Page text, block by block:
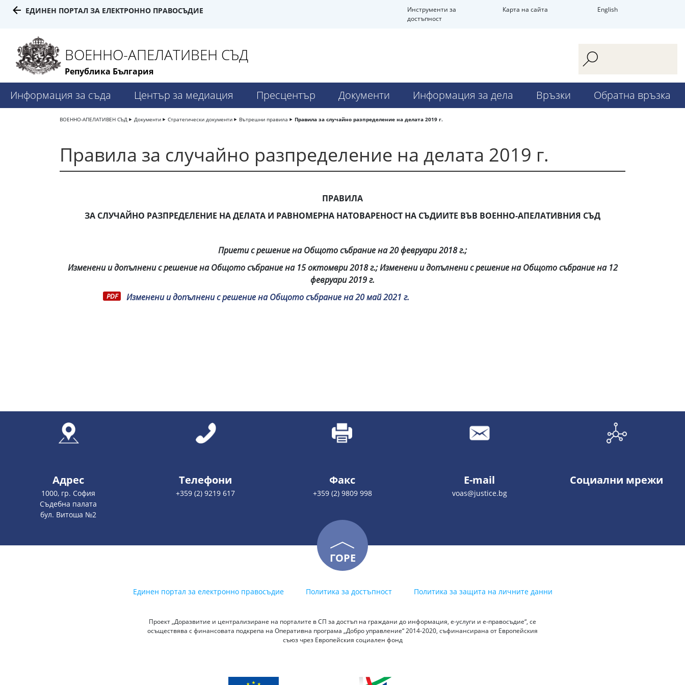
ЕДИНЕН ПОРТАЛ ЗА ЕЛЕКТРОННО ПРАВОСЪДИЕ
Инструменти за
достъпност
Карта на сайта English
ВОЕННО-АПЕЛАТИВЕН СЪД
Република България
Информация за съда Център за медиация Пресцентър Документи Информация за дела Връзки Обратна връзка
ВОЕННО-АПЕЛАТИВЕН СЪД Документи Стратегически документи Вътрешни правила Правила за случайно разпределение на делата 2019 г.
Правила за случайно разпределение на делата 2019 г.
ПРАВИЛА
ЗА СЛУЧАЙНО РАЗПРЕДЕЛЕНИЕ НА ДЕЛАТА И РАВНОМЕРНА НАТОВАРЕНОСТ НА СЪДИИТЕ ВЪВ ВОЕННО-АПЕЛАТИВНИЯ СЪД
Приети с решение на Общото събрание на 20 февруари 2018 г.;
Изменени и допълнени с решение на Общото събрание на 15 октомври 2018 г.; Изменени и допълнени с решение на Общото събрание на 12
февруари 2019 г.
Изменени и допълнени с решение на Общото събрание на 20 май 2021 г.
Адрес
1000, гр. София
Съдебна палата
бул. Витоша №2
Телефони
+359 (2) 9219 617
Факс
+359 (2) 9809 998
E-mail
voas@justice.bg
Социални мрежи
ГОРЕ
Единен портал за електронно правосъдие Политика за достъпност Политика за защита на личните данни
Проект „Доразвитие и централизиране на порталите в СП за достъп на граждани до информация, е-услуги и е-правосъдие“, се
осъществява с финансовата подкрепа на Оперативна програма „Добро управление“ 2014-2020, съфинансирана от Европейския
съюз чрез Европейския социален фонд